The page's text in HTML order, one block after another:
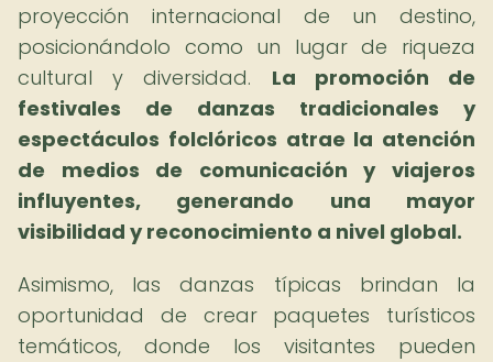
proyección internacional de un destino,
posicionándolo como un lugar de riqueza
cultural y diversidad. La promoción de
festivales de danzas tradicionales y
espectáculos folclóricos atrae la atención
de medios de comunicación y viajeros
influyentes, generando una mayor
visibilidad y reconocimiento a nivel global.
Asimismo, las danzas típicas brindan la
oportunidad de crear paquetes turísticos
temáticos, donde los visitantes pueden